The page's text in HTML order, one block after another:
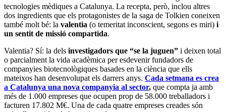
tecnologies mèdiques a Catalunya. La recepta, però, inclou altres
dos ingredients que els protagonistes de la saga de Tolkien coneixen
també molt bé: la valentia (o temeritat inconscient, segons es miri) i
un sentit de missió compartida.
Valentia? Sí: la dels investigadors que “se la juguen” i deixen total
o parcialment la vida acadèmica per esdevenir fundadors de
companyies biotecnològiques basades en la ciència que ells
mateixos han desenvolupat els darrers anys. Cada setmana es crea
a Catalunya una nova companyia al sector, que compta ja amb
més de 1.000 empreses que ocupen prop de 58.000 treballadors i
facturen 17.802 M€. Una de cada quatre empreses creades són